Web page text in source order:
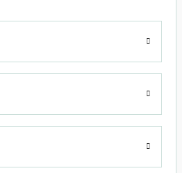
Gönder